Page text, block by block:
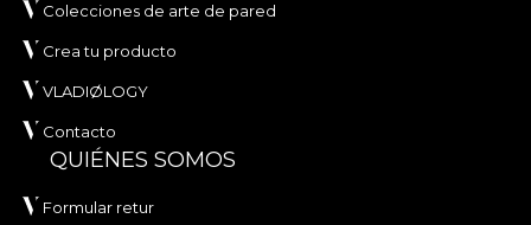
Colecciones de arte de pared
Crea tu producto
VLADIØLOGY
Contacto
QUIÉNES SOMOS
Formular retur